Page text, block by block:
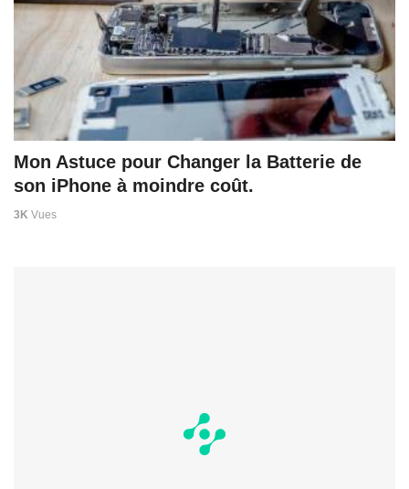
Mon Astuce pour Changer la Batterie de
son iPhone à moindre coût.
3K Vues